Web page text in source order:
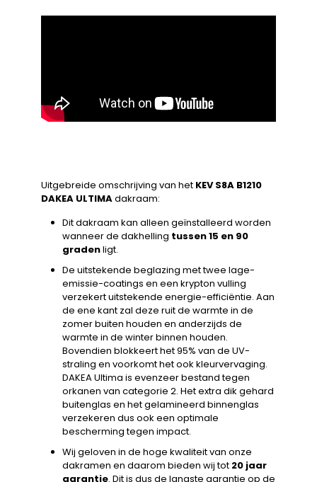
Uitgebreide omschrijving van het KEV S8A B1210
DAKEA ULTIMAdakraam:
Dit dakraam kan alleen geïnstalleerd worden
wanneer de dakhelling tussen 15 en 90
gradenligt.
De uitstekende beglazing met twee lage-
emissie-coatings en een krypton vulling
verzekert uitstekende energie-efficiëntie. Aan
de ene kant zal deze ruit de warmte in de
zomer buiten houden en anderzijds de
warmte in de winter binnen houden.
Bovendien blokkeert het 95% van de UV-
straling en voorkomt het ook kleurvervaging.
DAKEA Ultima is evenzeer bestand tegen
orkanen van categorie 2. Het extra dik gehard
buitenglas en het gelamineerd binnenglas
verzekeren dus ook een optimale
bescherming tegen impact.
Wij geloven in de hoge kwaliteit van onze
dakramen en daarom bieden wij tot 20 jaar
garantie. Dit is dus de langste garantie op de